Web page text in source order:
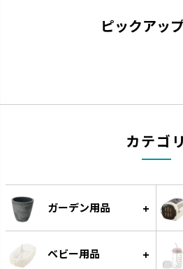
遊びながらフードをゆっくり食
べられる知遊玩具です。
ピックアッ
カテゴリ
ガーデン用品
ベビー用品